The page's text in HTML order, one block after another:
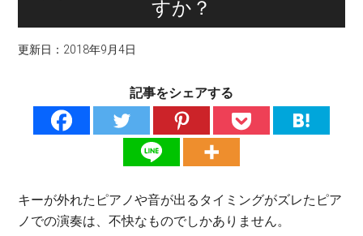
すか？
更新日： 2018年9月4日
記事をシェアする
キーが外れたピアノや音が出るタイミングがズレたピア
ノでの演奏は、不快なものでしかありません。